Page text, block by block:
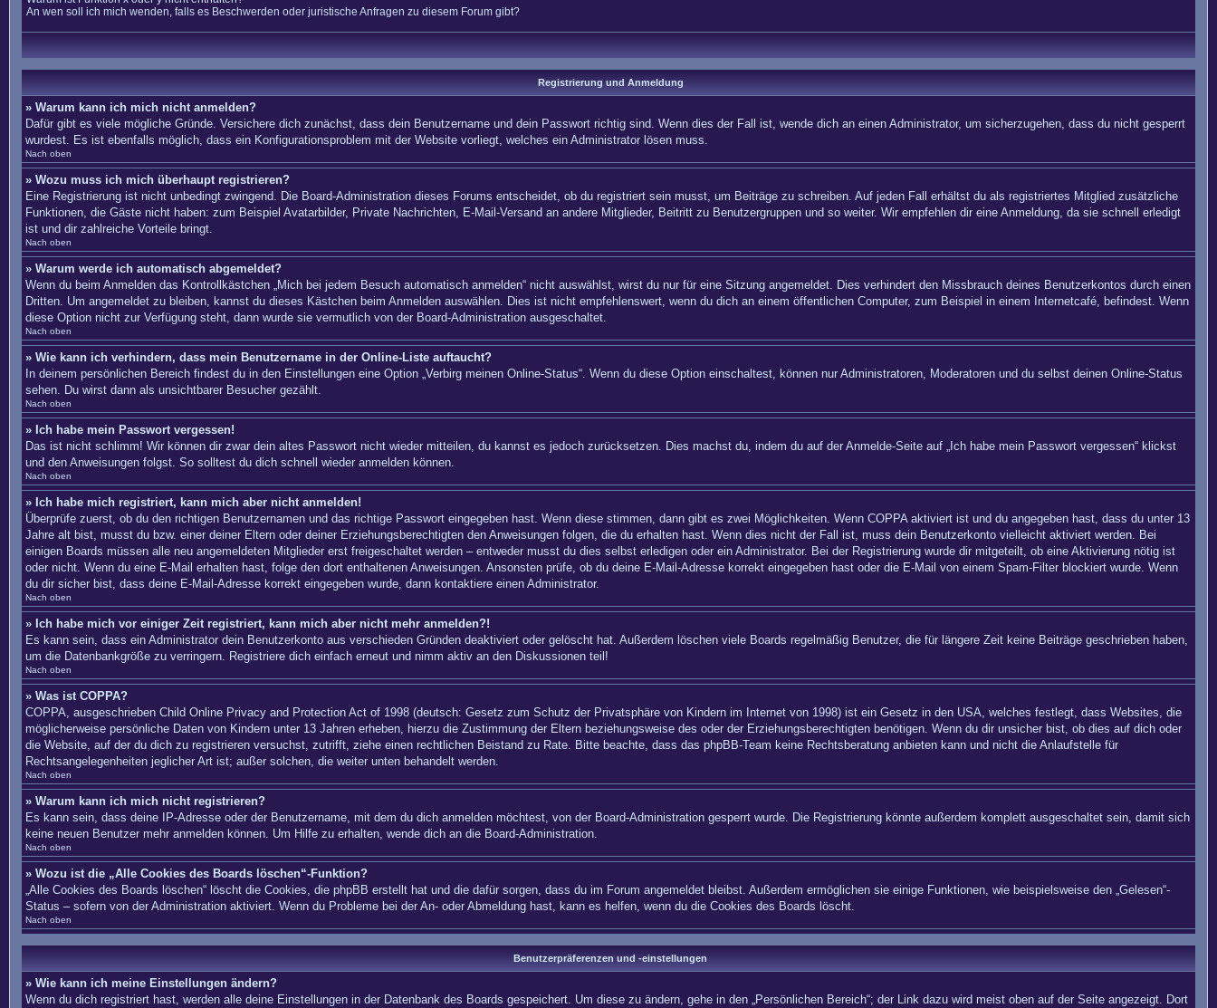
An wen soll ich mich wenden, falls es Beschwerden oder juristische Anfragen zu diesem Forum gibt?
Registrierung und Anmeldung
» Warum kann ich mich nicht anmelden?
Dafür gibt es viele mögliche Gründe. Versichere dich zunächst, dass dein Benutzername und dein Passwort richtig sind. Wenn dies der Fall ist, wende dich an einen Administrator, um sicherzugehen, dass du nicht gesperrt
wurdest. Es ist ebenfalls möglich, dass ein Konfigurationsproblem mit der Website vorliegt, welches ein Administrator lösen muss.
Nach oben
» Wozu muss ich mich überhaupt registrieren?
Eine Registrierung ist nicht unbedingt zwingend. Die Board-Administration dieses Forums entscheidet, ob du registriert sein musst, um Beiträge zu schreiben. Auf jeden Fall erhältst du als registriertes Mitglied zusätzliche
Funktionen, die Gäste nicht haben: zum Beispiel Avatarbilder, Private Nachrichten, E-Mail-Versand an andere Mitglieder, Beitritt zu Benutzergruppen und so weiter. Wir empfehlen dir eine Anmeldung, da sie schnell erledigt
ist und dir zahlreiche Vorteile bringt.
Nach oben
» Warum werde ich automatisch abgemeldet?
Wenn du beim Anmelden das Kontrollkästchen „Mich bei jedem Besuch automatisch anmelden“ nicht auswählst, wirst du nur für eine Sitzung angemeldet. Dies verhindert den Missbrauch deines Benutzerkontos durch einen
Dritten. Um angemeldet zu bleiben, kannst du dieses Kästchen beim Anmelden auswählen. Dies ist nicht empfehlenswert, wenn du dich an einem öffentlichen Computer, zum Beispiel in einem Internetcafé, befindest. Wenn
diese Option nicht zur Verfügung steht, dann wurde sie vermutlich von der Board-Administration ausgeschaltet.
Nach oben
» Wie kann ich verhindern, dass mein Benutzername in der Online-Liste auftaucht?
In deinem persönlichen Bereich findest du in den Einstellungen eine Option „Verbirg meinen Online-Status“. Wenn du diese Option einschaltest, können nur Administratoren, Moderatoren und du selbst deinen Online-Status
sehen. Du wirst dann als unsichtbarer Besucher gezählt.
Nach oben
» Ich habe mein Passwort vergessen!
Das ist nicht schlimm! Wir können dir zwar dein altes Passwort nicht wieder mitteilen, du kannst es jedoch zurücksetzen. Dies machst du, indem du auf der Anmelde-Seite auf „Ich habe mein Passwort vergessen“ klickst
und den Anweisungen folgst. So solltest du dich schnell wieder anmelden können.
Nach oben
» Ich habe mich registriert, kann mich aber nicht anmelden!
Überprüfe zuerst, ob du den richtigen Benutzernamen und das richtige Passwort eingegeben hast. Wenn diese stimmen, dann gibt es zwei Möglichkeiten. Wenn COPPAaktiviert ist und du angegeben hast, dass du unter 13
Jahre alt bist, musst du bzw. einer deiner Eltern oder deiner Erziehungsberechtigten den Anweisungen folgen, die du erhalten hast. Wenn dies nicht der Fall ist, muss dein Benutzerkonto vielleicht aktiviert werden. Bei
einigen Boards müssen alle neu angemeldeten Mitglieder erst freigeschaltet werden – entweder musst du dies selbst erledigen oder ein Administrator. Bei der Registrierung wurde dir mitgeteilt, ob eine Aktivierung nötig ist
oder nicht. Wenn du eine E-Mail erhalten hast, folge den dort enthaltenen Anweisungen. Ansonsten prüfe, ob du deine E-Mail-Adresse korrekt eingegeben hast oder die E-Mail von einem Spam-Filter blockiert wurde. Wenn
du dir sicher bist, dass deine E-Mail-Adresse korrekt eingegeben wurde, dann kontaktiere einen Administrator.
Nach oben
» Ich habe mich vor einiger Zeit registriert, kann mich aber nicht mehr anmelden?!
Es kann sein, dass ein Administrator dein Benutzerkonto aus verschieden Gründen deaktiviert oder gelöscht hat. Außerdem löschen viele Boards regelmäßig Benutzer, die für längere Zeit keine Beiträge geschrieben haben,
um die Datenbankgröße zu verringern. Registriere dich einfach erneut und nimm aktiv an den Diskussionen teil!
Nach oben
» Was ist COPPA?
COPPA, ausgeschrieben Child Online Privacy and Protection Act of 1998 (deutsch: Gesetz zum Schutz der Privatsphäre von Kindern im Internet von 1998) ist ein Gesetz in den USA, welches festlegt, dass Websites, die
möglicherweise persönliche Daten von Kindern unter 13 Jahren erheben, hierzu die Zustimmung der Eltern beziehungsweise des oder der Erziehungsberechtigten benötigen. Wenn du dir unsicher bist, ob dies auf dich oder
die Website, auf der du dich zu registrieren versuchst, zutrifft, ziehe einen rechtlichen Beistand zu Rate. Bitte beachte, dass das phpBB-Team keine Rechtsberatung anbieten kann und nicht die Anlaufstelle für
Rechtsangelegenheiten jeglicher Art ist; außer solchen, die weiter unten behandelt werden.
Nach oben
» Warum kann ich mich nicht registrieren?
Es kann sein, dass deine IP-Adresse oder der Benutzername, mit dem du dich anmelden möchtest, von der Board-Administration gesperrt wurde. Die Registrierung könnte außerdem komplett ausgeschaltet sein, damit sich
keine neuen Benutzer mehr anmelden können. Um Hilfe zu erhalten, wende dich an die Board-Administration.
Nach oben
» Wozu ist die „Alle Cookies des Boards löschen“-Funktion?
„Alle Cookies des Boards löschen“ löscht die Cookies, die phpBB erstellt hat und die dafür sorgen, dass du im Forum angemeldet bleibst. Außerdem ermöglichen sie einige Funktionen, wie beispielsweise den „Gelesen“-
Status – sofern von der Administration aktiviert. Wenn du Probleme bei der An- oder Abmeldung hast, kann es helfen, wenn du die Cookies des Boards löscht.
Nach oben
Benutzerpräferenzen und -einstellungen
» Wie kann ich meine Einstellungen ändern?
Wenn du dich registriert hast, werden alle deine Einstellungen in der Datenbank des Boards gespeichert. Um diese zu ändern, gehe in den „Persönlichen Bereich“; der Link dazu wird meist oben auf der Seite angezeigt. Dort